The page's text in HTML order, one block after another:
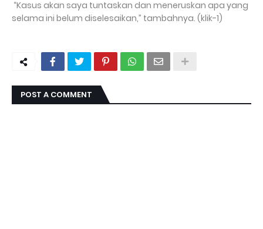
“Kasus akan saya tuntaskan dan meneruskan apa yang
selama ini belum diselesaikan,” tambahnya. (klik-1)
POST A COMMENT